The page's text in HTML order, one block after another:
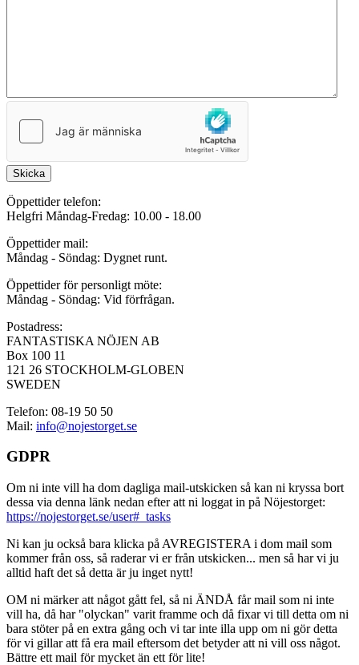
Skicka
Öppettider telefon:
Helgfri Måndag-Fredag: 10.00 - 18.00
Öppettider mail:
Måndag - Söndag: Dygnet runt.
Öppettider för personligt möte:
Måndag - Söndag: Vid förfrågan.
Postadress:
FANTASTISKA NÖJEN AB
Box 100 11
121 26 STOCKHOLM-GLOBEN
SWEDEN
Telefon: 08-19 50 50
Mail: info@nojestorget.se
GDPR
Om ni inte vill ha dom dagliga mail-utskicken så kan ni kryssa bort
dessa via denna länk nedan efter att ni loggat in på Nöjestorget:
https://nojestorget.se/user#_tasks
Ni kan ju också bara klicka på AVREGISTERA i dom mail som
kommer från oss, så raderar vi er från utskicken... men så har vi ju
alltid haft det så detta är ju inget nytt!
OM ni märker att något gått fel, så ni ÄNDÅ får mail som ni inte
vill ha, då har "olyckan" varit framme och då fixar vi till detta om ni
bara stöter på en extra gång och vi tar inte illa upp om ni gör detta
för vi gillar att få era mail eftersom det betyder att ni vill oss något.
Bättre ett mail för mycket än ett för lite!